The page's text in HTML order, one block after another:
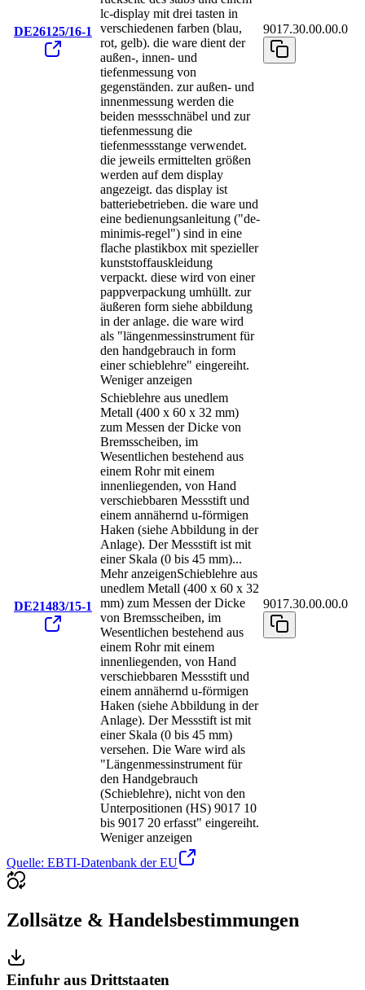
DE26125/16-1
lc-display mit drei tasten in
verschiedenen farben (blau,
rot, gelb). die ware dient der
außen-, innen- und
tiefenmessung von
gegenständen. zur außen- und
innenmessung werden die
beiden messschnäbel und zur
tiefenmessung die
tiefenmessstange verwendet.
die jeweils ermittelten größen
werden auf dem display
angezeigt. das display ist
batteriebetrieben. die ware und
eine bedienungsanleitung ("de-
minimis-regel") sind in eine
flache plastikbox mit spezieller
kunststoffauskleidung
verpackt. diese wird von einer
pappverpackung umhüllt. zur
äußeren form siehe abbildung
in der anlage. die ware wird
als "längenmessinstrument für
den handgebrauch in form
einer schieblehre" eingereiht.
Weniger anzeigen
9017.30.00.00.0
DE21483/15-1
Schieblehre aus unedlem
Metall (400 x 60 x 32 mm)
zum Messen der Dicke von
Bremsscheiben, im
Wesentlichen bestehend aus
einem Rohr mit einem
innenliegenden, von Hand
verschiebbaren Messstift und
einem annähernd u-förmigen
Haken (siehe Abbildung in der
Anlage). Der Messstift ist mit
einer Skala (0 bis 45 mm)...
Mehr anzeigenSchieblehre aus
unedlem Metall (400 x 60 x 32
mm) zum Messen der Dicke
von Bremsscheiben, im
Wesentlichen bestehend aus
einem Rohr mit einem
innenliegenden, von Hand
verschiebbaren Messstift und
einem annähernd u-förmigen
Haken (siehe Abbildung in der
Anlage). Der Messstift ist mit
einer Skala (0 bis 45 mm)
versehen. Die Ware wird als
"Längenmessinstrument für
den Handgebrauch
(Schieblehre), nicht von den
Unterpositionen (HS) 9017 10
bis 9017 20 erfasst" eingereiht.
Weniger anzeigen
9017.30.00.00.0
Quelle: EBTI-Datenbank der EU
Zollsätze & Handelsbestimmungen
Einfuhr aus Drittstaaten